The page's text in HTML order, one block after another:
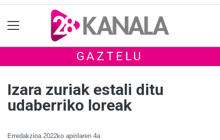
GAZTELU
Izara zuriak estali ditu
udaberriko loreak
Erredakzioa 2022ko apirilaren 4a